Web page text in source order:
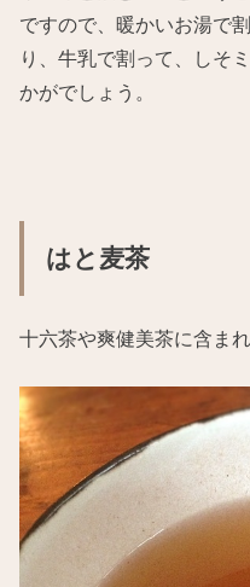
ですので、暖かいお湯で
り、牛乳で割って、しそ
かがでしょう。
はと麦茶
十六茶や爽健美茶に含ま